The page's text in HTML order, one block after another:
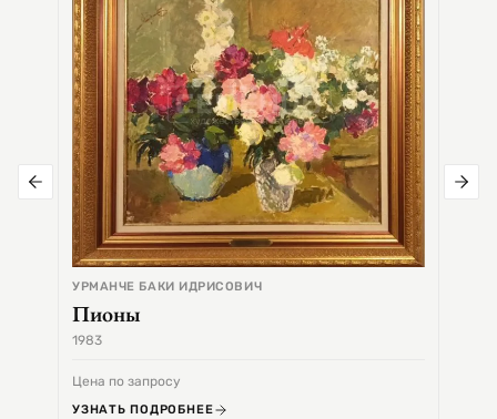
УРМАНЧЕ БАКИ ИДРИСОВИЧ
Пионы
1983
Цена по запросу
УЗНАТЬ ПОДРОБНЕЕ